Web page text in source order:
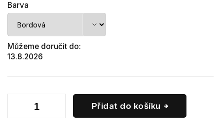
Barva
Můžeme doručit do:
13.8.2026
Přidat do košíku